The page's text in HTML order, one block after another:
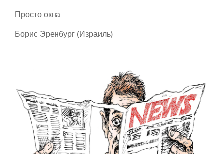
Просто окна
Борис Эренбург (Израиль)